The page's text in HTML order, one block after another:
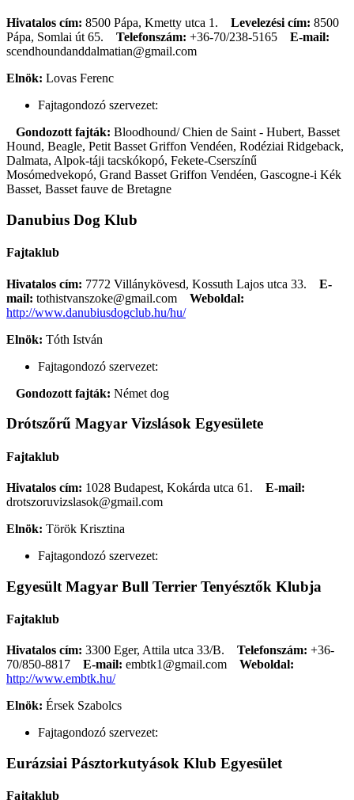
Hivatalos cím: 8500 Pápa, Kmetty utca 1. Levelezési cím: 8500
Pápa, Somlai út 65.
Telefonszám: +36-70/238-5165
E-mail:
scendhoundanddalmatian@gmail.com
Elnök: Lovas Ferenc
Fajtagondozó szervezet:
Gondozott fajták: Bloodhound/ Chien de Saint - Hubert, Basset
Hound, Beagle, Petit Basset Griffon Vendéen, Rodéziai Ridgeback,
Dalmata, Alpok-táji tacskókopó, Fekete-Cserszínű
Mosómedvekopó, Grand Basset Griffon Vendéen, Gascogne-i Kék
Basset, Basset fauve de Bretagne
Danubius Dog Klub
Fajtaklub
Hivatalos cím: 7772 Villánykövesd, Kossuth Lajos utca 33. E-
mail: tothistvanszoke@gmail.com
Weboldal:
http://www.danubiusdogclub.hu/hu/
Elnök: Tóth István
Fajtagondozó szervezet:
Gondozott fajták: Német dog
Drótszőrű Magyar Vizslások Egyesülete
Fajtaklub
Hivatalos cím: 1028 Budapest, Kokárda utca 61. E-mail:
drotszoruvizslasok@gmail.com
Elnök: Török Krisztina
Fajtagondozó szervezet:
Egyesült Magyar Bull Terrier Tenyésztők Klubja
Fajtaklub
Hivatalos cím: 3300 Eger, Attila utca 33/B. Telefonszám: +36-
70/850-8817
E-mail: embtk1@gmail.com
Weboldal:
http://www.embtk.hu/
Elnök: Érsek Szabolcs
Fajtagondozó szervezet:
Eurázsiai Pásztorkutyások Klub Egyesület
Fajtaklub